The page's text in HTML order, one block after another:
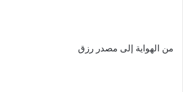
ر
من الهواية إلى مصدر رزق